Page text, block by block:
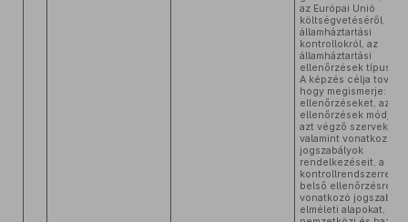
az Európai Unió
költségvetéséről, az
államháztartási
kontrollokról, az
államháztartási
ellenőrzések
A képzés célja
hogy megismerje: a
ellenőrzéseket, az
ellenőrzések módját,
azt végző szerveket,
valamint vonatkozó
jogszabályok
rendelkezéseit, a
kontrollrendszerre, a
belső ellenőrzésre
vonatkozó
elméleti alapokat, a